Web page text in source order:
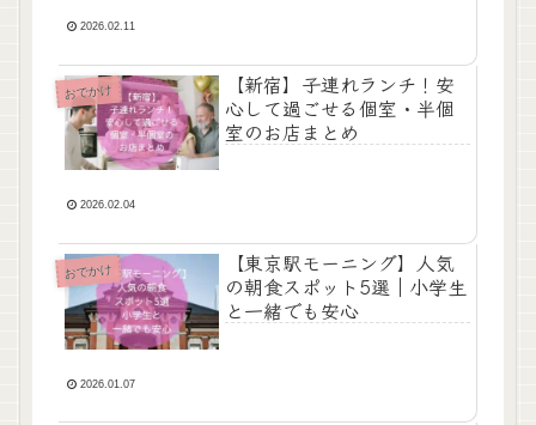
2026.02.11
おでかけ
【新宿】子連れランチ！安
心して過ごせる個室・半個
室のお店まとめ
2026.02.04
おでかけ
【東京駅モーニング】人気
の朝食スポット5選｜小学生
と一緒でも安心
2026.01.07